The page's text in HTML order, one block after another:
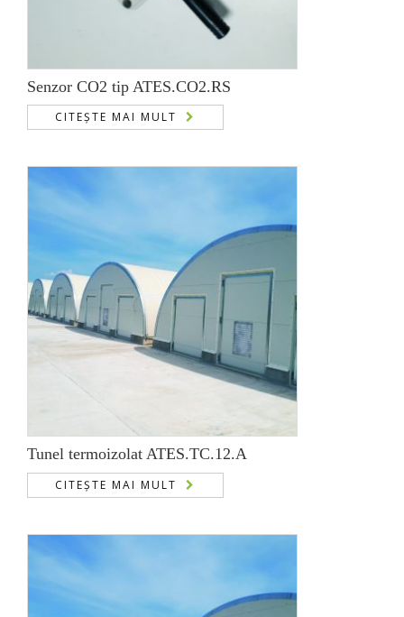
Senzor CO2 tip ATES.CO2.RS
CITEȘTE MAI MULT
Tunel termoizolat ATES.TC.12.A
CITEȘTE MAI MULT